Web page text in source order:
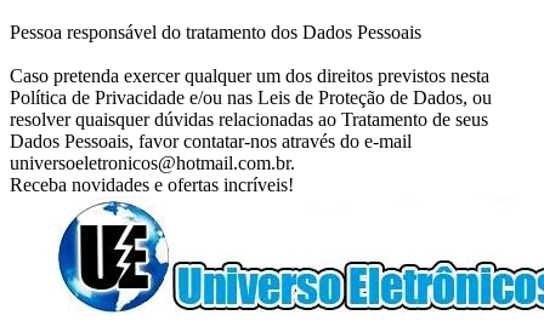
Pessoa responsável do tratamento dos Dados Pessoais
Caso pretenda exercer qualquer um dos direitos previstos nesta
Política de Privacidade e/ou nas Leis de Proteção de Dados, ou
resolver quaisquer dúvidas relacionadas ao Tratamento de seus
Dados Pessoais, favor contatar-nos através do e-mail
universoeletronicos@hotmail.com.br.
Receba novidades e ofertas incríveis!